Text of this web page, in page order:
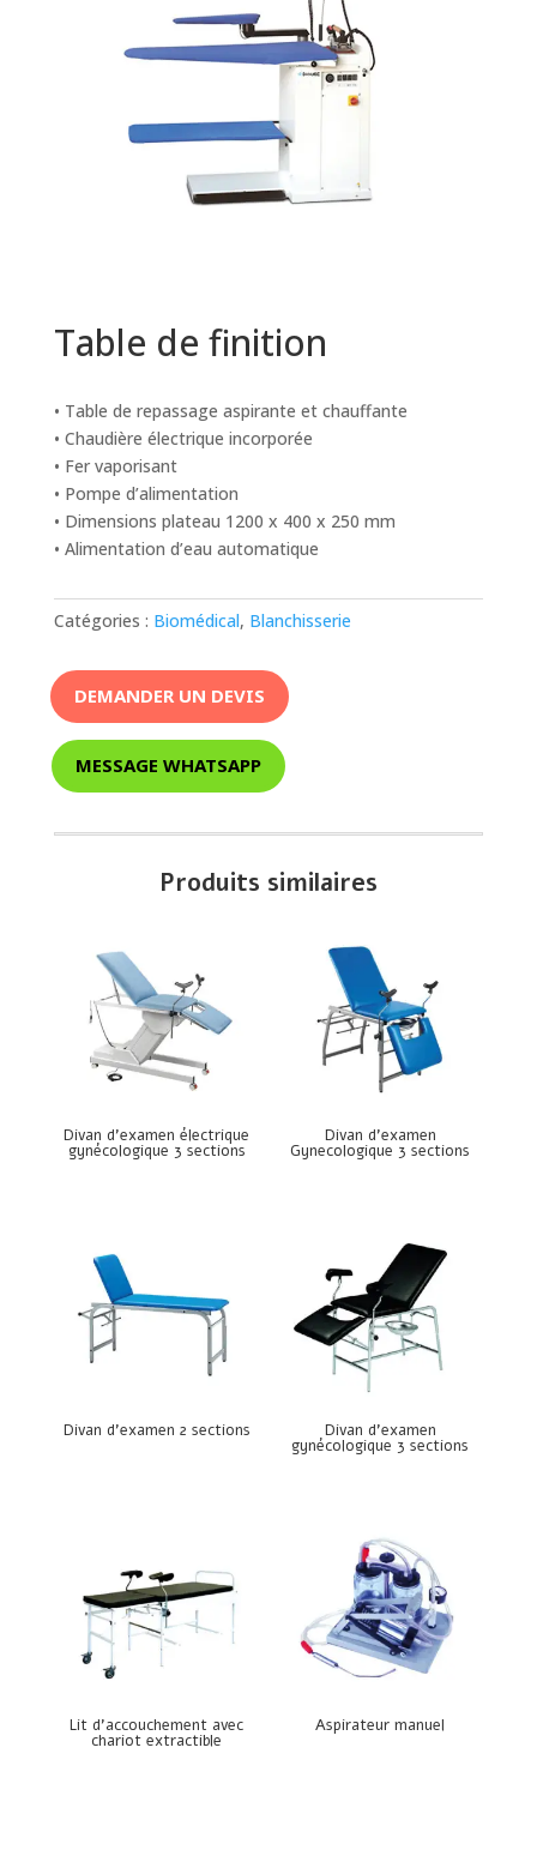
Table de finition
• Table de repassage aspirante et chauffante
• Chaudière électrique incorporée
• Fer vaporisant
• Pompe d’alimentation
• Dimensions plateau 1200 x 400 x 250 mm
• Alimentation d’eau automatique
Catégories : Biomédical, Blanchisserie
DEMANDER UN DEVIS
MESSAGE WHATSAPP
Produits similaires
Divan d’examen électrique
gynécologique 3 sections
Divan d’examen
Gynecologique 3 sections
Divan d’examen 2 sections Divan d’examen
gynécologique 3 sections
Lit d’accouchement avec
chariot extractible
Aspirateur manuel